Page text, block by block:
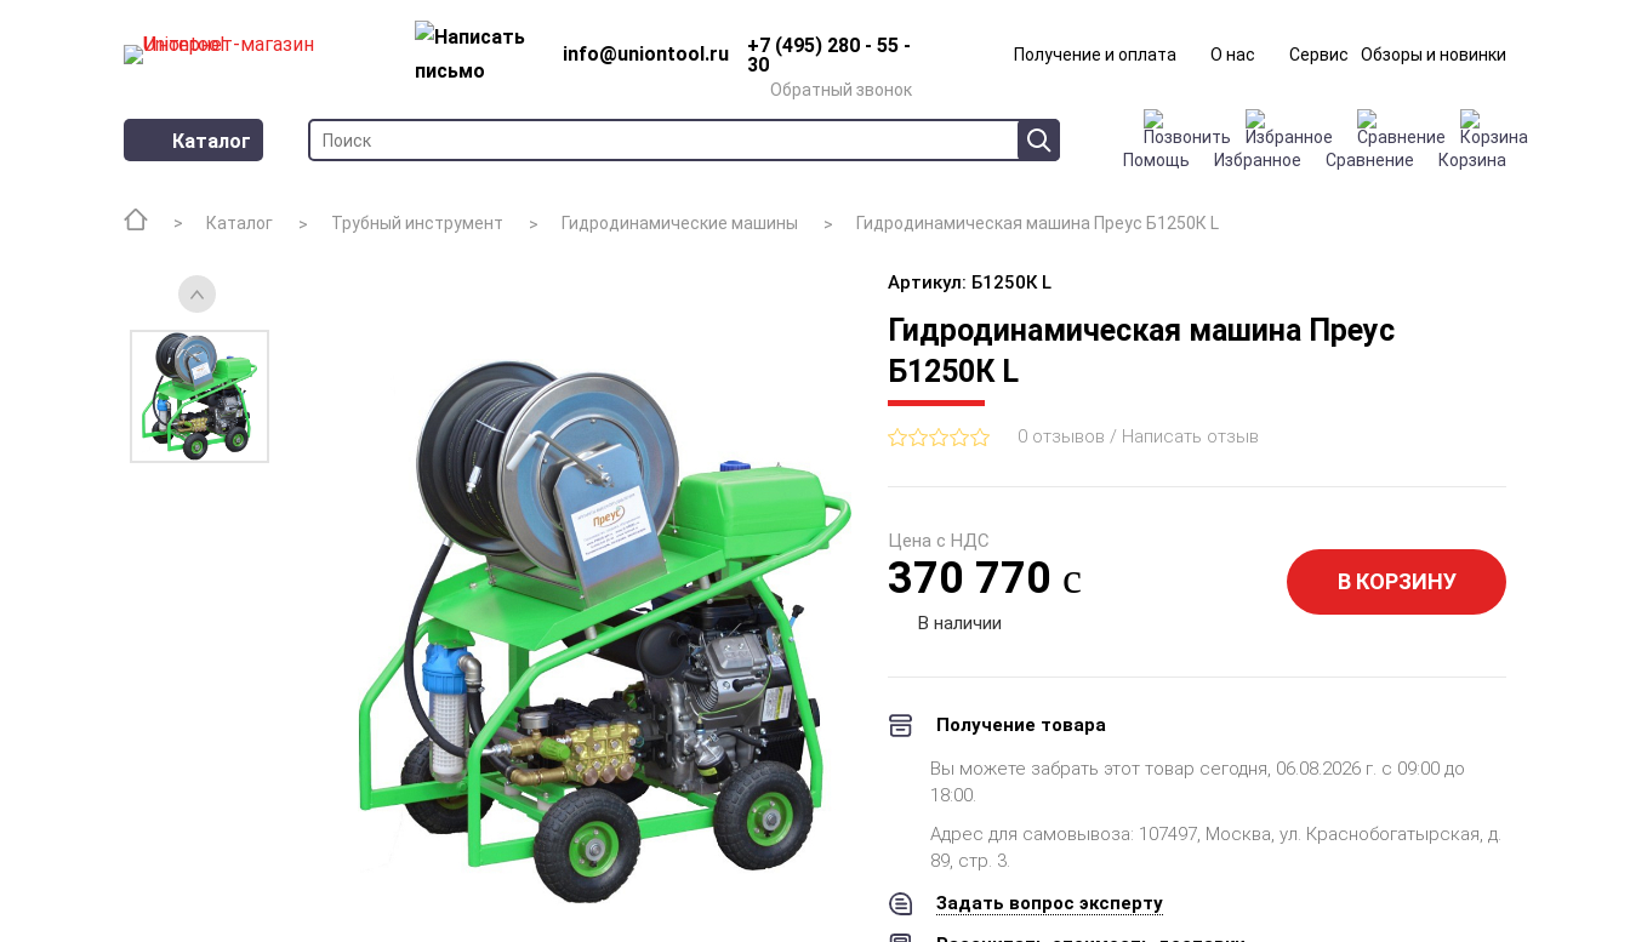
info@uniontool.ru
+7 (495) 280 - 55 -
30
Обратный звонок
Получение и оплата О нас Сервис Обзоры и новинки
Каталог
Помощь Избранное Сравнение Корзина
Каталог Трубный инструмент Гидродинамические машины Гидродинамическая машина Преус Б1250К L
Артикул: Б1250К L
Гидродинамическая машина Преус
Б1250К L
0 отзывов / Написать отзыв
Цена с НДС
370 770 В КОРЗИНУ
В наличии
Получение товара
Вы можете забрать этот товар сегодня, 06.08.2026 г. с 09:00 до
18:00.
Адрес для самовывоза: 107497, Москва, ул. Краснобогатырская, д.
89, стр. 3.
Задать вопрос эксперту